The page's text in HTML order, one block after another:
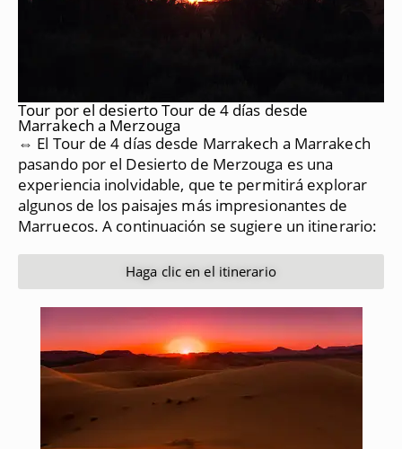
Tour por el desierto Tour de 4 días desde
Marrakech a Merzouga
⇔ El Tour de 4 días desde Marrakech a Marrakech
pasando por el Desierto de Merzouga es una
experiencia inolvidable, que te permitirá explorar
algunos de los paisajes más impresionantes de
Marruecos. A continuación se sugiere un itinerario:
Haga clic en el itinerario